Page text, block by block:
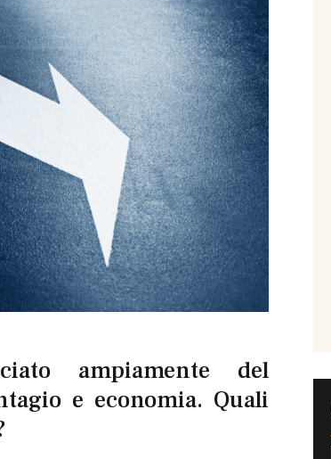
ampiamente del
e economia. Quali